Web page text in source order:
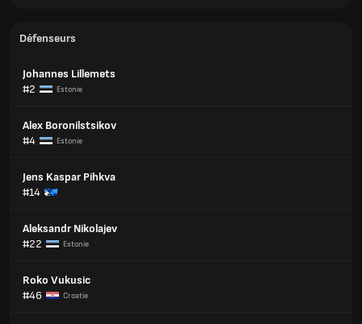
Défenseurs
Johannes Lillemets
#2
Estonie
Alex Boronilstsikov
#4
Estonie
Jens Kaspar Pihkva
#14
Aleksandr Nikolajev
#22
Estonie
Roko Vukusic
#46
Croatie